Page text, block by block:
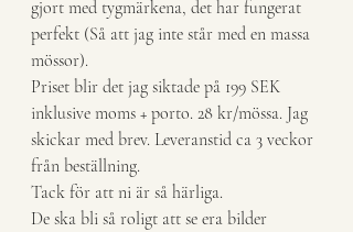
gjort med tygmärkena, det har fungerat
perfekt (Så att jag inte står med en massa
mössor).
Priset blir det jag siktade på 199 SEK
inklusive moms + porto. 28 kr/mössa. Jag
skickar med brev. Leveranstid ca 3 veckor
från beställning.
Tack för att ni är så härliga.
De ska bli så roligt att se era bilder